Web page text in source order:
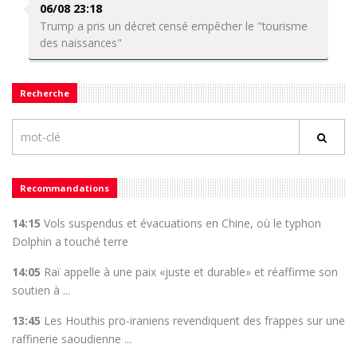
06/08 23:18
Trump a pris un décret censé empêcher le "tourisme
des naissances"
Recherche
Recommandations
14:15 Vols suspendus et évacuations en Chine, où le typhon
Dolphin a touché terre
14:05 Raï appelle à une paix «juste et durable» et réaffirme son
soutien à ...
13:45 Les Houthis pro-iraniens revendiquent des frappes sur une
raffinerie saoudienne ...